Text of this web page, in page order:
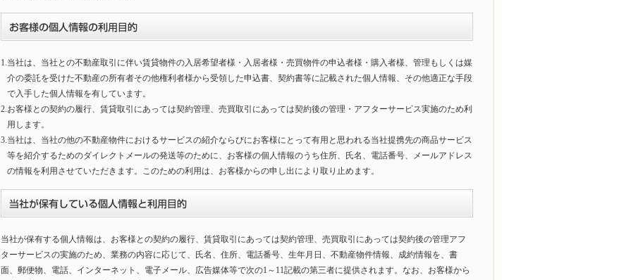
1.当社は、当社との不動産取引に伴い賃貸物件の入居希望者様・入居者様・売買物件の申込者様・購入者様、管理もしくは媒
介の委託を受けた不動産の所有者その他権利者様から受領した申込書、契約書等に記載された個人情報、その他適正な手段
で入手した個人情報を有しています。
2.お客様との契約の履行、賃貸取引にあっては契約管理、売買取引にあっては契約後の管理・アフターサービス実施のため利
用します。
3.当社は、当社の他の不動産物件におけるサービスの紹介ならびにお客様にとって有用と思われる当社提携先の商品サービス
等を紹介するためのダイレクトメールの発送等のために、お客様の個人情報のうち住所、氏名、電話番号、メールアドレス
の情報を利用させていただきます。このための利用は、お客様からの申し出により取り止めます。
当社が保有する個人情報は、お客様との契約の履行、賃貸取引にあっては契約管理、売買取引にあっては契約後の管理アフ
ターサービスの実施のため、業務の内容に応じて、氏名、住所、電話番号、生年月日、不動産物件情報、成約情報を、書
面、郵便物、電話、インターネット、電子メール、広告媒体等で次の1～11記載の第三者に提供されます。なお、お客様から